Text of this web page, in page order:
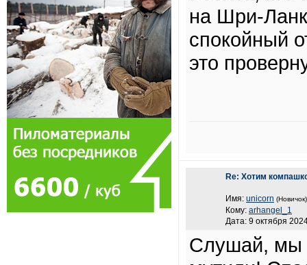
на Шри-
спокойный
это
Re: Хотим
Имя: unicorn (Новичок)
Кому: arhangel_1
Дата: 9 октября
Слушай, мы